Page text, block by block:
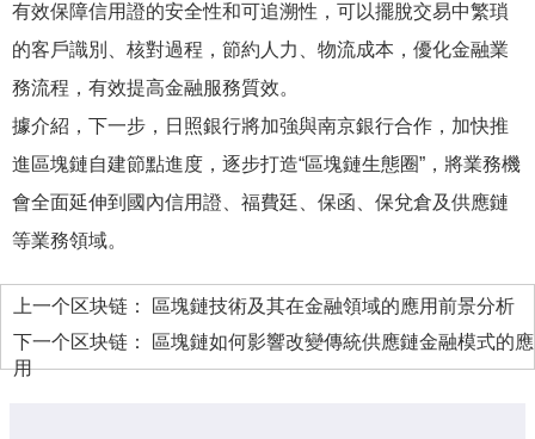
有效保障信用證的安全性和可追溯性，可以擺脫交易中繁瑣
的客戶識別、核對過程，節約人力、物流成本，優化金融業
務流程，有效提高金融服務質效。
據介紹，下一步，日照銀行將加強與南京銀行合作，加快推
進區塊鏈自建節點進度，逐步打造“區塊鏈生態圈”，將業務機
會全面延伸到國內信用證、福費廷、保函、保兌倉及供應鏈
等業務領域。
上一个区块链：
區塊鏈技術及其在金融領域的應用前景分析
下一个区块链：
區塊鏈如何影響改變傳統供應鏈金融模式的應
用